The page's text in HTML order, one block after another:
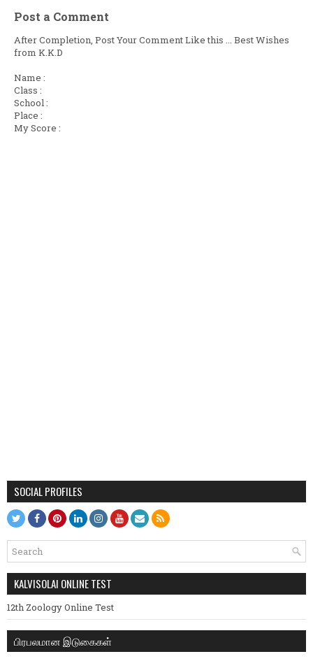
Post a Comment
After Completion, Post Your Comment Like this ... Best Wishes
from K.K.D
Name :
Class :
School :
Place :
My Score :
SOCIAL PROFILES
KALVISOLAI ONLINE TEST
12th Zoology Online Test
பிரபலமான இடுகைகள்